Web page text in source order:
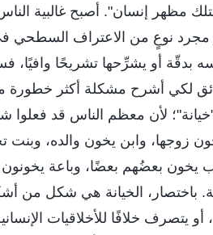
مظهر إنسان". أصبح غالبية
مجرد نوعٍ من الاعتراف السطحي
بدقّة أو يشرِّحها تشريحًا
لكي أشرح مشكلة أكثر خطورة
لأن معظم الناس قد فعلوا
زوجها، وابن يخون والده، وبنت
يخون بعضُهم بعضًا، وباعة يخونون
باختصار، الخيانة هي شكل من
أو يتصرف خلافًا للأخلاقيات